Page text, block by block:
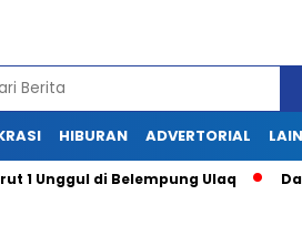
HIBURAN ADVERTORIAL
di Belempung Ulaq Dapat